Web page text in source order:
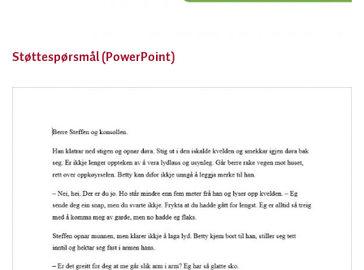
Støttespørsmål (PowerPoint)